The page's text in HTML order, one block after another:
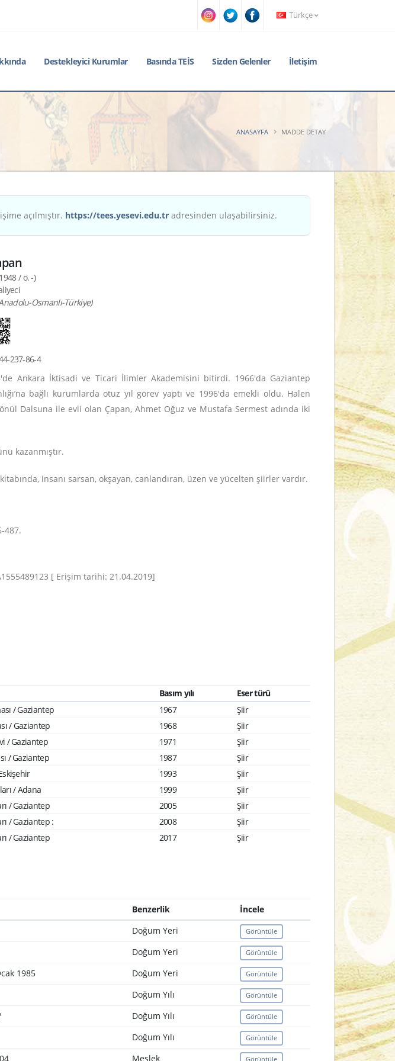
Türkçe
Destekleyici Kurumlar Basında TEİS Sizden Gelenler İletişim
ANASAYFA MADDE DETAY
açılmıştır. https://tees.yesevi.edu.tr adresinden ulaşabilirsiniz.
/ ö. -)
Osmanlı-Türkiye)
237-86-4
Ankara İktisadi ve Ticari İlimler Akademisini bitirdi. 1966'da Gaziantep
bağlı kurumlarda otuz yıl görev yaptı ve 1996'da emekli oldu. Halen
Dalsuna ile evli olan Çapan, Ahmet Oğuz ve Mustafa Sermest adında iki
kazanmıştır.
insanı sarsan, okşayan, canlandıran, üzen ve yücelten şiirler vardır.
487.
[ Erişim tarihi: 21.04.2019]
Basım yılı
Eser türü
/ Gaziantep 1967
Şiir
/ Gaziantep 1968
Şiir
/ Gaziantep 1971
Şiir
/ Gaziantep 1987
Şiir
1993
Şiir
/ Adana 1999
Şiir
/ Gaziantep 2005
Şiir
/ Gaziantep : 2008
Şiir
/ Gaziantep 2017 Şiir
Benzerlik
İncele
Doğum Yeri Görüntüle
Doğum Yeri Görüntüle
1985 Doğum Yeri Görüntüle
Doğum Yılı Görüntüle
Doğum Yılı Görüntüle
Doğum Yılı Görüntüle
Meslek Görüntüle